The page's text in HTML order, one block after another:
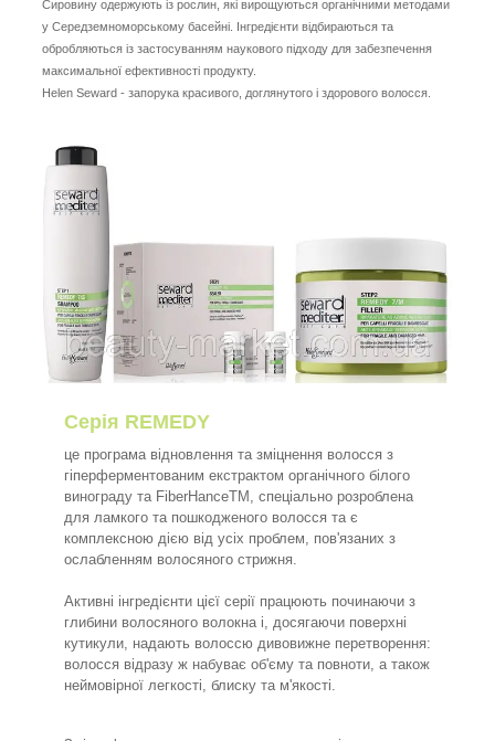
Сировину одержують із рослин, які вирощуються органічними методами
у Середземноморському басейні. Інгредієнти відбираються та
обробляються із застосуванням наукового підходу для забезпечення
максимальної ефективності продукту.
Helen Seward - запорука красивого, доглянутого і здорового волосся.
Серія REMEDY
це програма відновлення та зміцнення волосся з
гіперферментованим екстрактом органічного білого
винограду та FiberHanceTM, спеціально розроблена
для ламкого та пошкодженого волосся та є
комплексною дією від усіх проблем, пов'язаних з
ослабленням волосяного стрижня.
Активні інгредієнти цієї серії працюють починаючи з
глибини волосяного волокна і, досягаючи поверхні
кутикули, надають волоссю дивовижне перетворення:
волосся відразу ж набуває об'єму та повноти, а також
неймовірної легкості, блиску та м'якості.